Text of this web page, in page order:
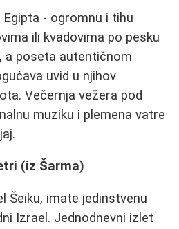
- ogromnu i tihu
ili kvadovima po pesku
a poseta autentičnom
uvid u njihov
Večernja vežera pod
muziku i plemena vatre
(iz Šarma)
Šeiku, imate jedinstvenu
Izrael. Jednodnevni izlet